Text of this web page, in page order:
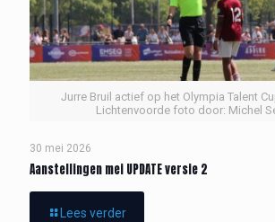
Jurre Bruil actief op het Olympia Talent
Lichtenvoorde foto door: Michel
30 mei 2026
Aanstellingen mei UPDATE versie 2
Lees verder